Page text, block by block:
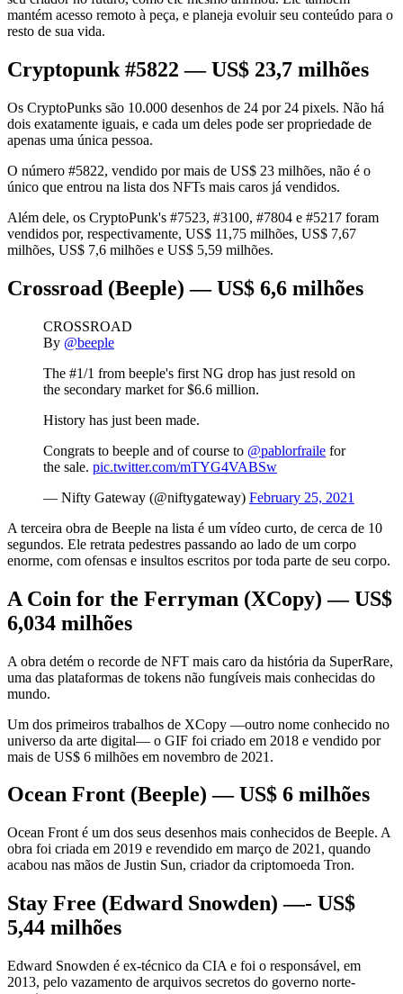
mantém acesso remoto à peça, e planeja evoluir seu conteúdo para o
resto de sua vida.
Cryptopunk #5822 — US$ 23,7 milhões
Os CryptoPunks são 10.000 desenhos de 24 por 24 pixels. Não há
dois exatamente iguais, e cada um deles pode ser propriedade de
apenas uma única pessoa.
O número #5822, vendido por mais de US$ 23 milhões, não é o
único que entrou na lista dos NFTs mais caros já vendidos.
Além dele, os CryptoPunk's #7523, #3100, #7804 e #5217 foram
vendidos por, respectivamente, US$ 11,75 milhões, US$ 7,67
milhões, US$ 7,6 milhões e US$ 5,59 milhões.
Crossroad (Beeple) — US$ 6,6 milhões
CROSSROAD
By @beeple
The #1/1 from beeple's first NG drop has just resold on
the secondary market for $6.6 million.
History has just been made.
Congrats to beeple and of course to @pablorfraile for
the sale. pic.twitter.com/mTYG4VABSw
— Nifty Gateway (@niftygateway) February 25, 2021
A terceira obra de Beeple na lista é um vídeo curto, de cerca de 10
segundos. Ele retrata pedestres passando ao lado de um corpo
enorme, com ofensas e insultos escritos por toda parte de seu corpo.
A Coin for the Ferryman (XCopy) — US$
6,034 milhões
A obra detém o recorde de NFT mais caro da história da SuperRare,
uma das plataformas de tokens não fungíveis mais conhecidas do
mundo.
Um dos primeiros trabalhos de XCopy —outro nome conhecido no
universo da arte digital— o GIF foi criado em 2018 e vendido por
mais de US$ 6 milhões em novembro de 2021.
Ocean Front (Beeple) — US$ 6 milhões
Ocean Front é um dos seus desenhos mais conhecidos de Beeple. A
obra foi criada em 2019 e revendido em março de 2021, quando
acabou nas mãos de Justin Sun, criador da criptomoeda Tron.
Stay Free (Edward Snowden) —- US$
5,44 milhões
Edward Snowden é ex-técnico da CIA e foi o responsável, em
2013, pelo vazamento de arquivos secretos do governo norte-